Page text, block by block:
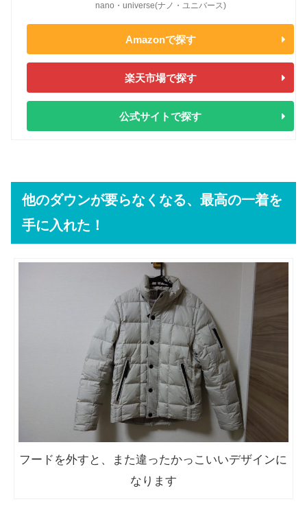
nano・universe(ナノ・ユニバース)
Amazonで探す
楽天市場で探す
公式サイトで探す
他のダウンが要らなくなる、最高の一着を
手に入れた！
フードを外すと、また違ったかっこいいデザインに
なります